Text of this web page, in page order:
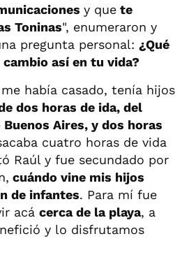
y que te
Toninas", enumeraron y
pregunta personal: ¿Qué
así en tu vida?
había casado, tenía hijos
dos horas de ida, del
Aires, y dos horas
cuatro horas de vida
Raúl y fue secundado por
cuándo vine mis hijos
de infantes. Para mí fue
acá cerca de la playa, a
y lo disfrutamos